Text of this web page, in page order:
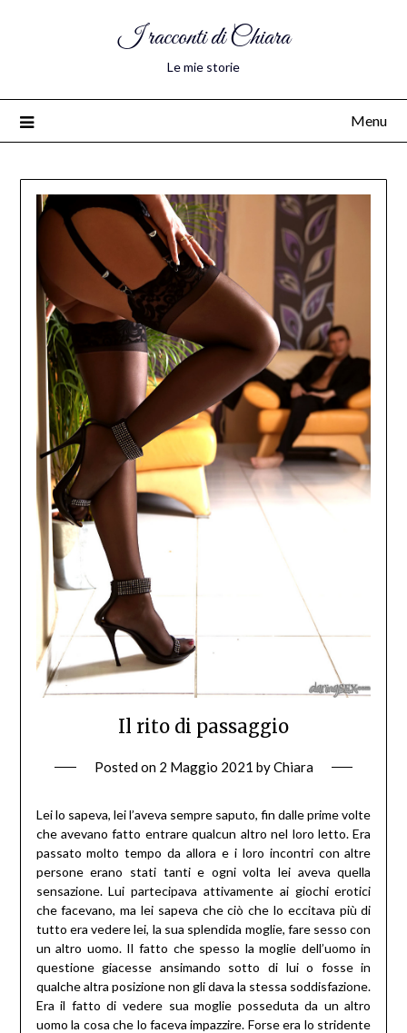
I racconti di Chiara
Le mie storie
Menu
Il rito di passaggio
Posted on 2 Maggio 2021 byChiara
Lei lo sapeva, lei l’aveva sempre saputo, fin dalle prime volte
che avevano fatto entrare qualcun altro nel loro letto. Era
passato molto tempo da allora e i loro incontri con altre
persone erano stati tanti e ogni volta lei aveva quella
sensazione. Lui partecipava attivamente ai giochi erotici
che facevano, ma lei sapeva che ciò che lo eccitava più di
tutto era vedere lei, la sua splendida moglie, fare sesso con
un altro uomo. Il fatto che spesso la moglie dell’uomo in
questione giacesse ansimando sotto di lui o fosse in
qualche altra posizione non gli dava la stessa soddisfazione.
Era il fatto di vedere sua moglie posseduta da un altro
uomo la cosa che lo faceva impazzire. Forse era lo stridente